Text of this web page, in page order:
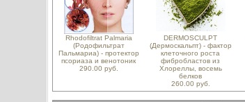
Rhodofiltrat Palmaria
(Родофильтрат
Пальмариа) - протектор
псориаза и венотоник
290.00 руб.
DERMOSCULPT
(Дермоскальпт) - фактор
клеточного роста
фибробластов из
Хлореллы, восемь
белков
260.00 руб.